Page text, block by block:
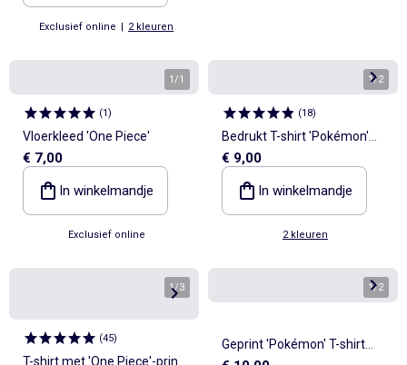
Exclusief online | 2 kleuren
1 /1
(1)
Vloerkleed 'One Piece'
€ 7,00
In winkelmandje
Exclusief online
1/2
(18)
Bedrukt T-shirt 'Pokémon'
met korte mouwen
€ 9,00
In winkelmandje
2 kleuren
1/3
(45)
T-shirt met 'One Piece'-print,
1/2
Geprint 'Pokémon' T-shirt